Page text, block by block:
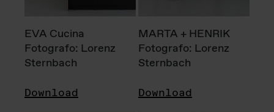
EVA Cucina
Fotografo: Lorenz
Sternbach
Download
MARTA + HENRIK
Fotografo: Lorenz
Sternbach
Download